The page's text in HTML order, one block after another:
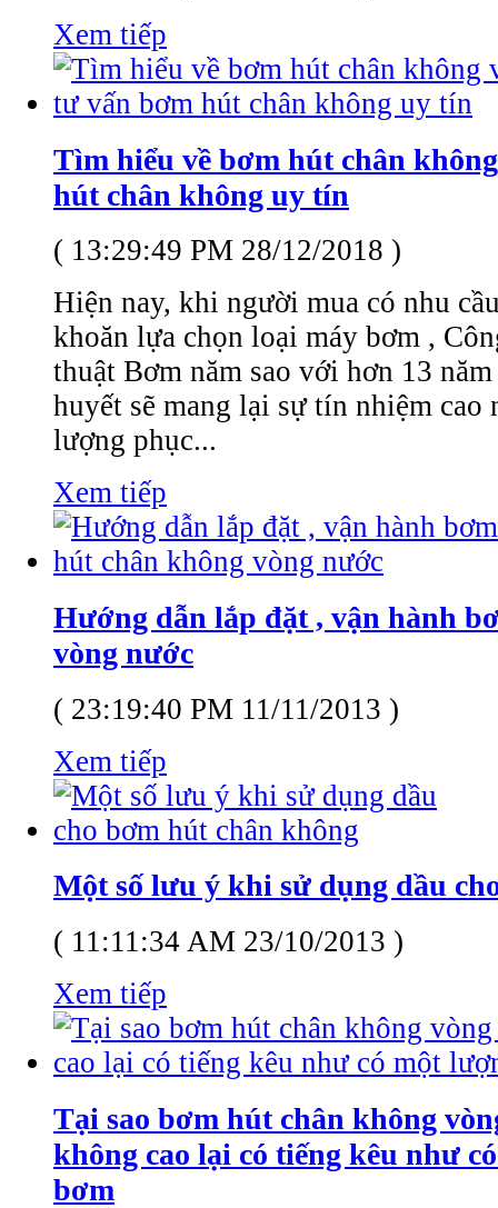
Xem tiếp
Tìm hiểu về bơm hút chân
hút chân không uy tín
( 13:29:49 PM 28/12/2018 )
Hiện nay, khi người mua có nhu
khoăn lựa chọn loại máy bơm ,
thuật Bơm năm sao với hơn 13
huyết sẽ mang lại sự tín nhiệm cao
lượng phục...
Xem tiếp
Hướng dẫn lắp đặt , vận hành
vòng nước
( 23:19:40 PM 11/11/2013 )
Xem tiếp
Một số lưu ý khi sử dụng dầu
( 11:11:34 AM 23/10/2013 )
Xem tiếp
Tại sao bơm hút chân không
không cao lại có tiếng kêu như
bơm